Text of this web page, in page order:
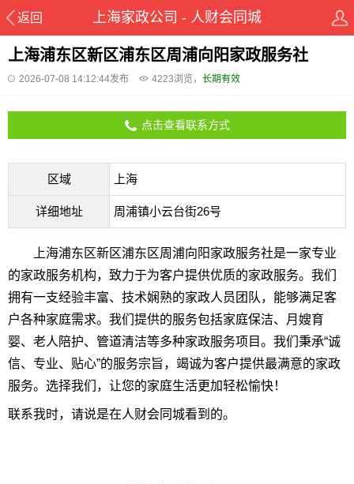
上海浦东区新区浦东区周浦向阳家政服务社
2026-07-08 14:12:44发布 4223浏览， 长期有效
点击查看联系方式
区域 上海
详细地址 周浦镇小云台街26号
上海浦东区新区浦东区周浦向阳家政服务社是一家专业
的家政服务机构，致力于为客户提供优质的家政服务。我们
拥有一支经验丰富、技术娴熟的家政人员团队，能够满足客
户各种家庭需求。我们提供的服务包括家庭保洁、月嫂育
婴、老人陪护、管道清洁等多种家政服务项目。我们秉承“诚
信、专业、贴心”的服务宗旨，竭诚为客户提供最满意的家政
服务。选择我们，让您的家庭生活更加轻松愉快！
联系我时，请说是在人财会同城看到的。
返回 上海家政公司 - 人财会同城